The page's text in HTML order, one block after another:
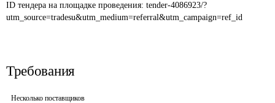
ID тендера на площадке проведения: tender-4086923/?
utm_source=tradesu&utm_medium=referral&utm_campaign=ref_id
Требования
Несколько поставщиков